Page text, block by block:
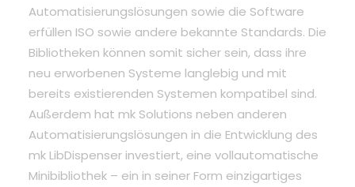
Automatisierungslösungen sowie die Software
erfüllen ISO sowie andere bekannte Standards. Die
Bibliotheken können somit sicher sein, dass ihre
neu erworbenen Systeme langlebig und mit
bereits existierenden Systemen kompatibel sind.
Außerdem hat mk Solutions neben anderen
Automatisierungslösungen in die Entwicklung des
mk LibDispenser investiert, eine vollautomatische
Minibibliothek – ein in seiner Form einzigartiges